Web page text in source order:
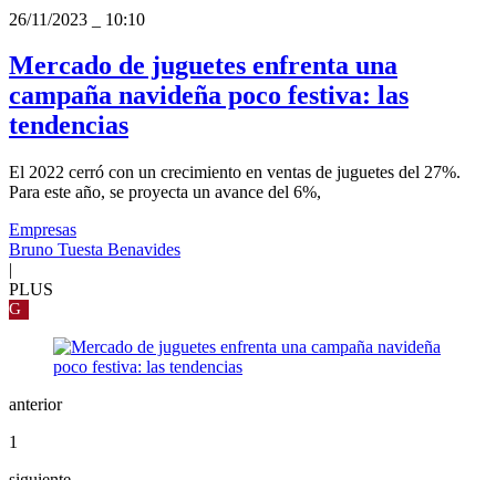
26/11/2023
10:10
Mercado de juguetes enfrenta una
campaña navideña poco festiva: las
tendencias
El 2022 cerró con un crecimiento en ventas de juguetes del 27%.
Para este año, se proyecta un avance del 6%,
Empresas
Bruno Tuesta Benavides
|
PLUS
G
anterior
1